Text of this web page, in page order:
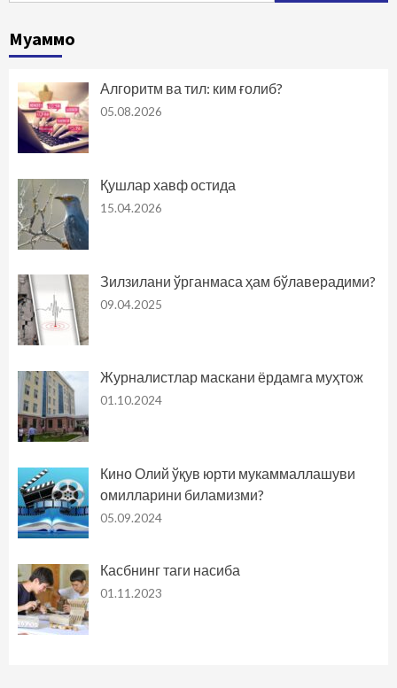
Муаммо
Алгоритм ва тил: ким ғолиб?
05.08.2026
Қушлар хавф остида
15.04.2026
Зилзилани ўрганмаса ҳам бўлаверадими?
09.04.2025
Журналистлар маскани ёрдамга муҳтож
01.10.2024
Кино Олий ўқув юрти мукаммаллашуви
омилларини биламизми?
05.09.2024
Касбнинг таги насиба
01.11.2023